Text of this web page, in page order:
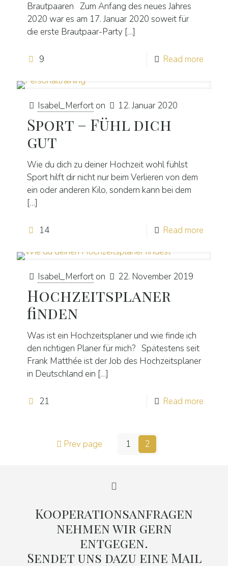
Brautpaaren Zum Anfang des neues Jahres
2020 war es am 17. Januar 2020 soweit für
die erste Brautpaar-Party […]
9 Read more
Isabel_Merfort on 12. Januar 2020
Sport – Fühl dich
gut
Wie du dich zu deiner Hochzeit wohl fühlst
Sport hilft dir nicht nur beim Verlieren von dem
ein oder anderen Kilo, sondern kann bei dem
[…]
14 Read more
Isabel_Merfort on 22. November 2019
Hochzeitsplaner
finden
Was ist ein Hochzeitsplaner und wie finde ich
den richtigen Planer für mich? Spätestens seit
Frank Matthée ist der Job des Hochzeitsplaner
in Deutschland ein […]
21 Read more
Prev page 1 2
Kooperationsanfragen
nehmen wir gern
entgegen.
Sendet uns dazu eine Mail